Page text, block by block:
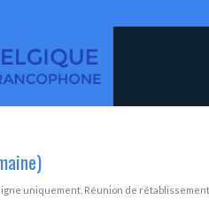
uniquement Réunion de rétablissement